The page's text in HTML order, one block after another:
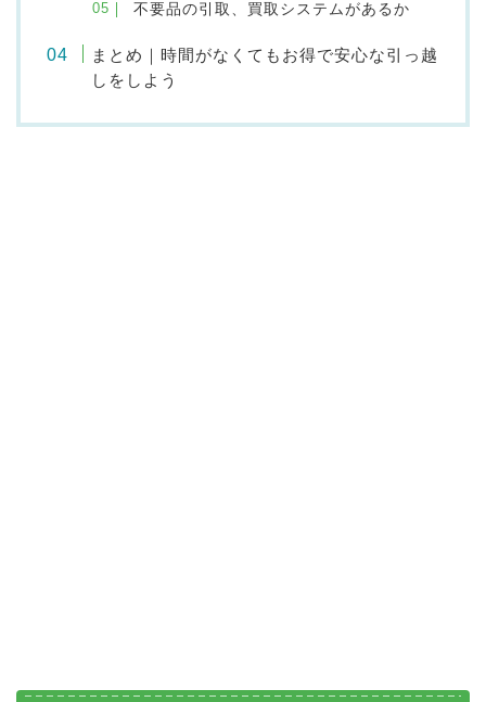
不要品の引取、買取システムがあるか
まとめ｜時間がなくてもお得で安心な引っ越
しをしよう